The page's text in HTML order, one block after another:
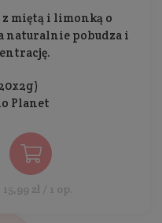
miętą i limonką o
naturalnie pobudza i
Planet
zł / 1 op.